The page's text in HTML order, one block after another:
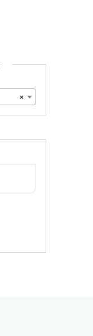
×